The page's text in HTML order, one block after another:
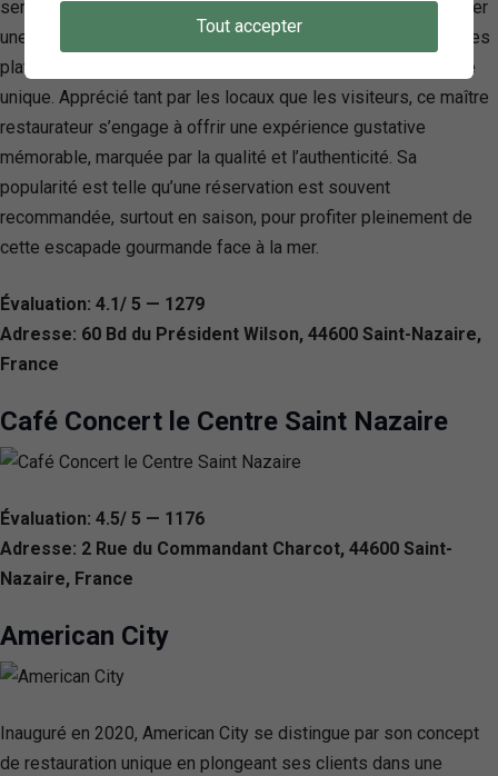
service prompt, Le Transat se distingue par sa capacité à créer
une atmosphère conviviale où les clients peuvent savourer des
plats délicatement préparés, agrémentés d’une touche florale
unique. Apprécié tant par les locaux que les visiteurs, ce maître
restaurateur s’engage à offrir une expérience gustative
mémorable, marquée par la qualité et l’authenticité. Sa
popularité est telle qu’une réservation est souvent
recommandée, surtout en saison, pour profiter pleinement de
cette escapade gourmande face à la mer.
Évaluation: 4.1/ 5 — 1279
Adresse: 60 Bd du Président Wilson, 44600 Saint-Nazaire,
France
Café Concert le Centre Saint Nazaire
Évaluation: 4.5/ 5 — 1176
Adresse: 2 Rue du Commandant Charcot, 44600 Saint-
Nazaire, France
American City
Inauguré en 2020, American City se distingue par son concept
de restauration unique en plongeant ses clients dans une
Tout accepter